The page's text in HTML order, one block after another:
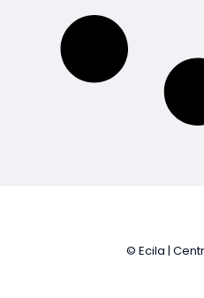
© Ecila |